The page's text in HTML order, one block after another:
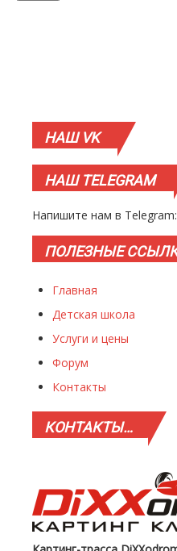
НАШVK
НАШTELEGRAM
Напишите нам в Telegram:
ПОЛЕЗНЫЕ
Главная
Детская школа
Услуги и цены
Форум
Контакты
КОНТАКТЫ…